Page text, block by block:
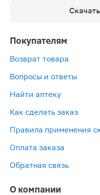
Покупателям
Возврат товара
Вопросы и ответы
Найти аптеку
Как сделать заказ
Правила применения
Оплата заказа
Обратная связь
О компании